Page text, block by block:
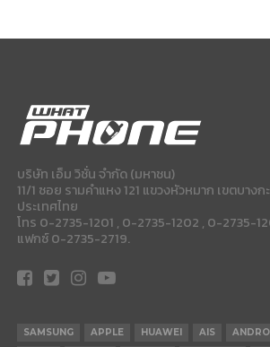
บริษัท เอ็ม วิชั่น จำกัด (มหาชน)
11/1 ซอย รามคำแหง 121 แขวงหัวหมาก เขตบาง
ประเทศไทย
โทร 0-2735-1201 , 0-2735-1202 , 0-2735-
แฟกซ์ 0-2735-2719.
SAMSUNG APPLE HUAWEI AIS